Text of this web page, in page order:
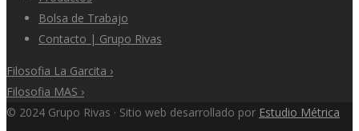
Bolsa de Trabajo
Contacto | Grupo Rivas
Filosofia La Garcita ›
Filosofia MAS ›
© 2024 Grupo Rivas · Sitio web desarrollado por Estudio Métrica